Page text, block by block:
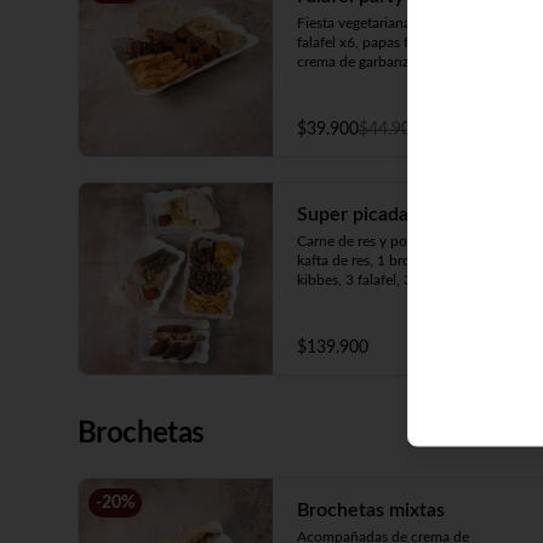
Fiesta vegetariana que contiene
falafel x6, papas francesas, pan árabe,
crema de garbanzos y berenjena.
$39.900$44.900
Super picada (3 personas)
Carne de res y pollo del shawarma, 1
kafta de res, 1 brocheta de cordero, 3
kibbes, 3 falafel, 3 tabaquitos, crema
arroz amarillo.
$139.900
Brochetas
-20% Brochetas mixtas
Acompañadas de crema de